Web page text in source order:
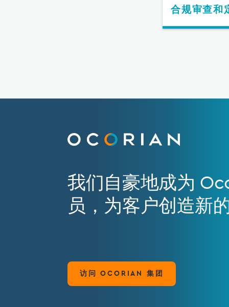
合规审查和
我们自豪地成为
员，为客户创造新
访问 OCORIAN 集团